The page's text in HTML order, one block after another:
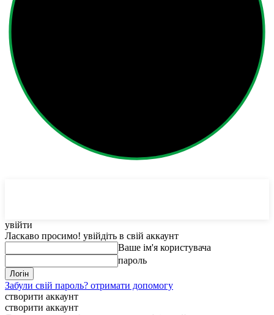
увійти
Ласкаво просимо! увійдіть в свій аккаунт
Ваше ім'я користувача
пароль
Забули свій пароль? отримати допомогу
створити аккаунт
створити аккаунт